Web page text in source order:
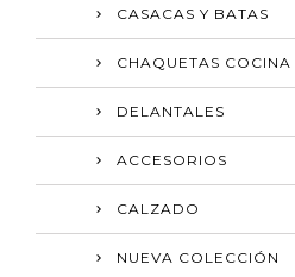
CASACAS Y BATAS
CHAQUETAS COCINA
DELANTALES
ACCESORIOS
CALZADO
NUEVA COLECCIÓN